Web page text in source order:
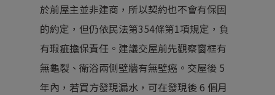
於前屋主並非建商，所以契約也不會有保固
的約定，但仍依民法第354條第1項規定，負
有瑕疵擔保責任。建議交屋前先觀察窗框有
無龜裂、衛浴兩側壁牆有無壁癌。交屋後 5
年內，若買方發現漏水，可在發現後 6 個月